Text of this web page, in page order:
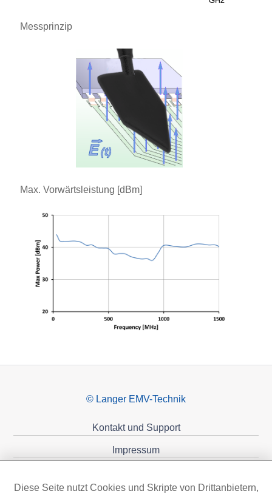
Messprinzip
Max. Vorwärtsleistung [dBm]
© Langer EMV-Technik
Kontakt und Support
Impressum
Diese Seite nutzt Cookies und Skripte von Drittanbietern,